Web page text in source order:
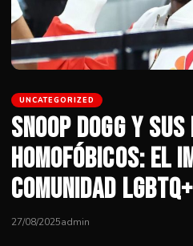
UNCATEGORIZED
Snoop Dogg y
homofóbicos: el
comunidad LGBTQ+
27/08/2025admin